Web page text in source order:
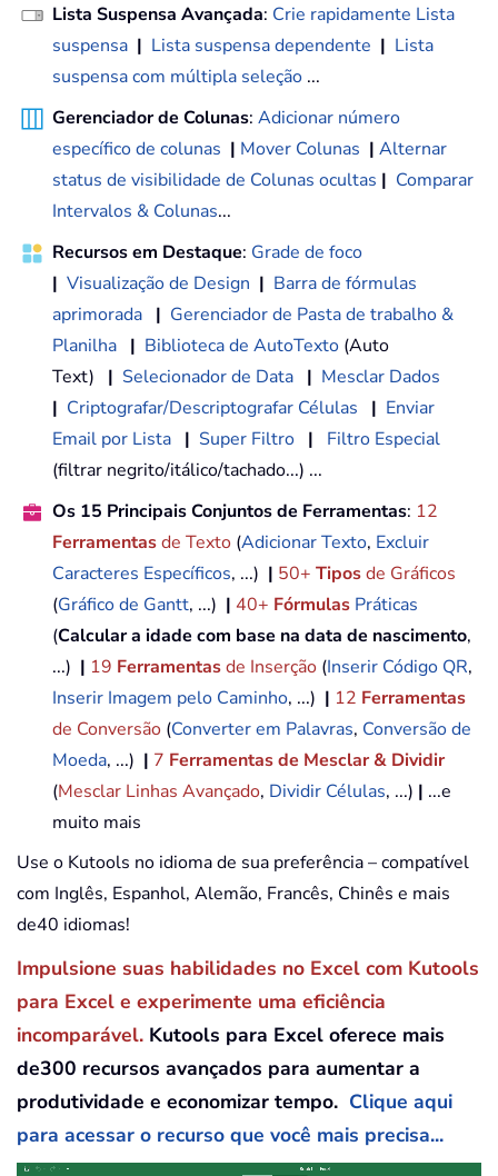
Lista Suspensa Avançada: Crie rapidamente Lista
suspensa | Lista suspensa dependente | Lista
suspensa com múltipla seleção ...
Gerenciador de Colunas: Adicionar número
específico de colunas | Mover Colunas | Alternar
status de visibilidade de Colunas ocultas | Comparar
Intervalos & Colunas...
Recursos em Destaque: Grade de foco
| Visualização de Design | Barra de fórmulas
aprimorada | Gerenciador de Pasta de trabalho &
Planilha | Biblioteca de AutoTexto (Auto
Text) | Selecionador de Data | Mesclar Dados
| Criptografar/Descriptografar Células | Enviar
Email por Lista | Super Filtro |
Filtro Especial
(filtrar negrito/itálico/tachado...) ...
Os 15 Principais Conjuntos de Ferramentas: 12
Ferramentasde Texto (Adicionar Texto, Excluir
Caracteres Específicos, ...) | 50+ Tiposde Gráficos
(Gráfico de Gantt, ...) | 40+ Fórmulas Práticas
(Calcular a idade com base na data de nascimento,
...) | 19 Ferramentasde Inserção (Inserir Código QR,
Inserir Imagem pelo Caminho, ...) | 12 Ferramentas
de Conversão (Converter em Palavras, Conversão de
Moeda, ...) | 7 Ferramentas de Mesclar & Dividir
(Mesclar Linhas Avançado, Dividir Células, ...) | ...e
muito mais
Use o Kutools no idioma de sua preferência – compatível
com Inglês, Espanhol, Alemão, Francês, Chinês e mais
de40 idiomas!
Impulsione suas habilidades no Excel com Kutools
para Excel e experimente uma eficiência
incomparável. Kutools para Excel oferece mais
de300 recursos avançados para aumentar a
produtividade e economizar tempo. Clique aqui
para acessar o recurso que você mais precisa...